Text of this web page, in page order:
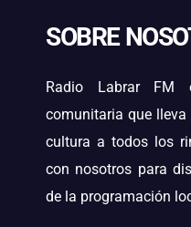
SOBRE
Radio Labrar FM
comunitaria que
cultura a todos los
con nosotros para
de la programación